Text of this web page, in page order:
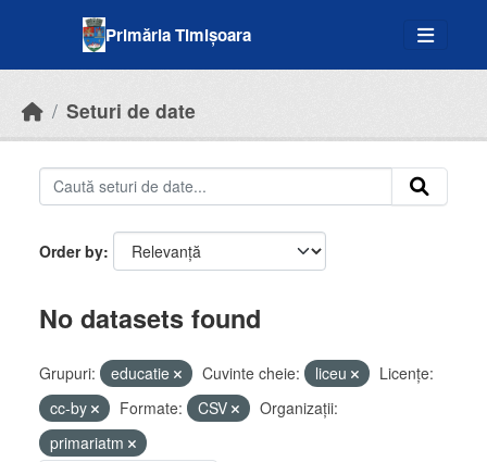
Primăria Timișoara
Seturi de date
Order by
No datasets found
Grupuri: educatie Cuvinte cheie: liceu
Licenţe:
cc-by
Formate: CSV
Organizații:
primariatm